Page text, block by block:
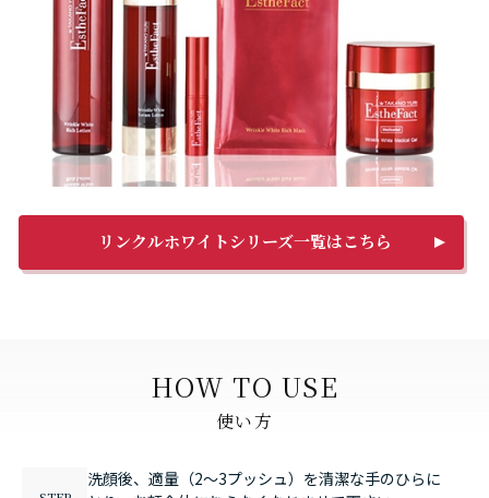
リンクルホワイトシリーズ一覧はこちら
HOW TO USE
使い方
洗顔後、適量（2～3プッシュ）を清潔な手のひらに